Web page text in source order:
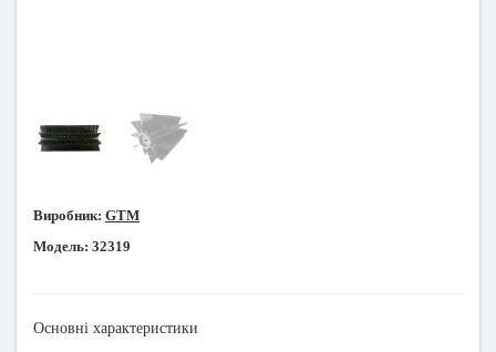
Виробник: GTM
Модель: 32319
Основні характеристики